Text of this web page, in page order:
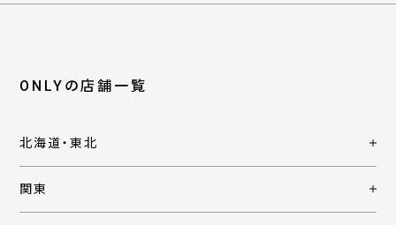
ONLYの店舗一覧
北海道・東北
関東